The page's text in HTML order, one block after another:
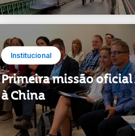
Institucional
Primeira missão oficial
à China